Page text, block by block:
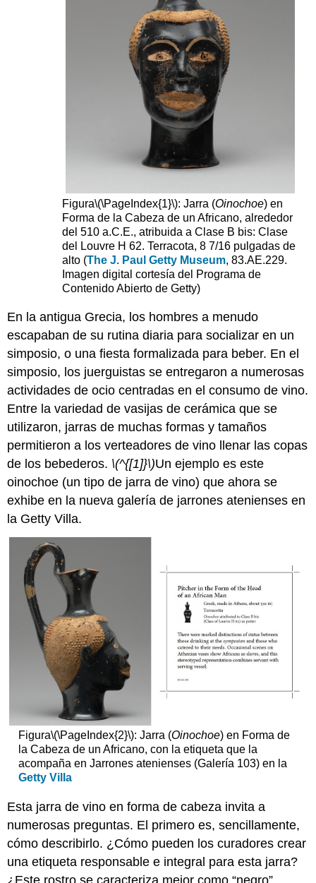
Figura\(\PageIndex{1}\): Jarra (Oinochoe) en
Forma de la Cabeza de un Africano, alrededor
del 510 a.C.E., atribuida a Clase B bis: Clase
del Louvre H 62. Terracota, 8 7/16 pulgadas de
alto (The J. Paul Getty Museum, 83.AE.229.
Imagen digital cortesía del Programa de
Contenido Abierto de Getty)
En la antigua Grecia, los hombres a menudo
escapaban de su rutina diaria para socializar en un
simposio, o una fiesta formalizada para beber. En el
simposio, los juerguistas se entregaron a numerosas
actividades de ocio centradas en el consumo de vino.
Entre la variedad de vasijas de cerámica que se
utilizaron, jarras de muchas formas y tamaños
permitieron a los verteadores de vino llenar las copas
de los bebederos. \(^{[1]}\)Un ejemplo es este
oinochoe (un tipo de jarra de vino) que ahora se
exhibe en la nueva galería de jarrones atenienses en
la Getty Villa.
Figura\(\PageIndex{2}\): Jarra (Oinochoe) en Forma de
la Cabeza de un Africano, con la etiqueta que la
acompaña en Jarrones atenienses (Galería 103) en la
Getty Villa
Esta jarra de vino en forma de cabeza invita a
numerosas preguntas. El primero es, sencillamente,
cómo describirlo. ¿Cómo pueden los curadores crear
una etiqueta responsable e integral para esta jarra?